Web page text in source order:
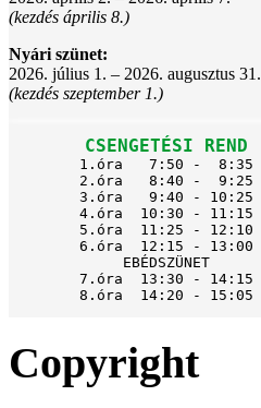
(kezdés április 8.)
Nyári szünet:
2026. július 1. – 2026. augusztus 31.
(kezdés szeptember 1.)
CSENGETÉSI REND
1.óra   7:50 -  8:35
2.óra   8:40 -  9:25
3.óra   9:40 - 10:25
4.óra  10:30 - 11:15
5.óra  11:25 - 12:10
6.óra  12:15 - 13:00
EBÉDSZÜNET
7.óra  13:30 - 14:15
8.óra  14:20 - 15:05
Copyright